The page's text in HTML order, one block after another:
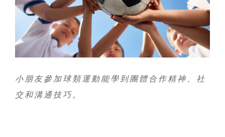
小朋友參加球類運動能學到團體合作精神、社
交和溝通技巧。